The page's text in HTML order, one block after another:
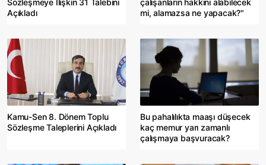
Sözleşmeye İlişkin 31 Talebini
Açıkladı
çalışanların hakkını alabilecek
mi, alamazsa ne yapacak?"
Kamu-Sen 8. Dönem Toplu
Sözleşme Taleplerini Açıkladı
Bu pahalılıkta maaşı düşecek
kaç memur yarı zamanlı
çalışmaya başvuracak?